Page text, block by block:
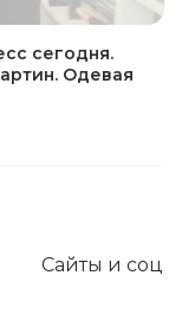
сегодня.
Одевая
Сайты и соц.